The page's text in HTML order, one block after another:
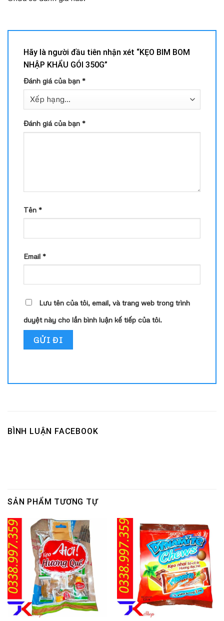
Hãy là người đầu tiên nhận xét “KẸO BIM BOM
NHẬP KHẨU GÓI 350G”
Đánh giá của bạn *
Đánh giá của bạn *
Tên *
Email *
Lưu tên của tôi, email, và trang web trong trình
duyệt này cho lần bình luận kế tiếp của tôi.
BÌNH LUẬN FACEBOOK
SẢN PHẨM TƯƠNG TỰ